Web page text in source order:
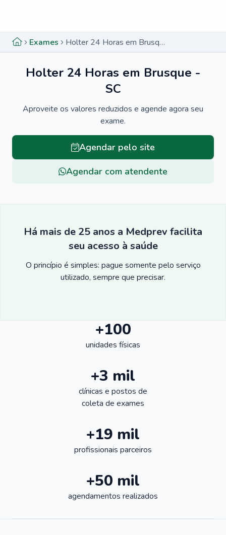
Exames Holter 24 Horas em Brusque - SC
Holter 24 Horas em Brusque -
SC
Aproveite os valores reduzidos e agende agora seu
exame.
Agendar pelo site
Agendar com atendente
Há mais de 25 anos a Medprev facilita
seu acesso à saúde
O princípio é simples: pague somente pelo serviço
utilizado, sempre que precisar.
+100
unidades físicas
+3 mil
clínicas e postos de
coleta de exames
+19 mil
profissionais parceiros
+50 mil
agendamentos realizados